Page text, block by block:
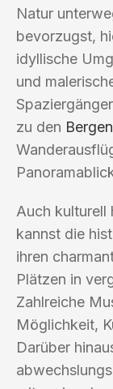
Natur
bevorzugst,
idyllische
und
zu den Bergen
Auch kulturell
kannst die
ihren
Plätzen in
Zahlreiche
Möglichkeit,
Darüber